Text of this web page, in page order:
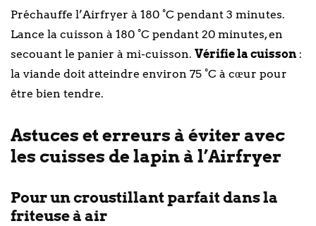
Préchauffe l’Airfryer à 180 °C pendant 3 minutes.
Lance la cuisson à 180 °C pendant 20 minutes, en
secouant le panier à mi-cuisson. Vérifie la cuisson :
la viande doit atteindre environ 75 °C à cœur pour
être bien tendre.
Astuces et erreurs à éviter avec
les cuisses de lapin à l’Airfryer
Pour un croustillant parfait dans la
friteuse à air